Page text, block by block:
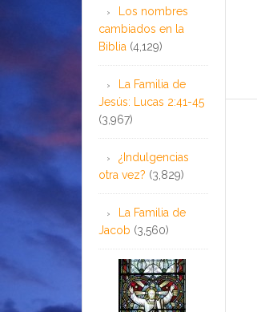
Los nombres
cambiados en la
Biblia (4,129)
La Familia de
Jesús: Lucas 2:41-45
(3,967)
¿Indulgencias
otra vez? (3,829)
La Familia de
Jacob (3,560)